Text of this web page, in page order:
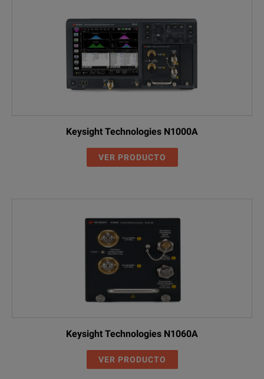
Keysight Technologies N1000A
VER PRODUCTO
Keysight Technologies N1060A
VER PRODUCTO